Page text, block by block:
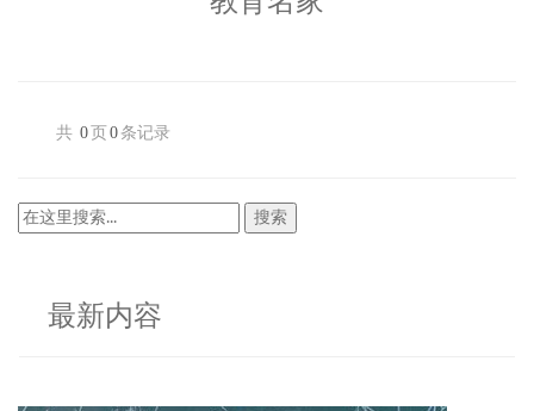
共 0 页 0 条记录
最新内容